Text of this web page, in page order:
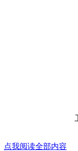
点我阅读全部内容